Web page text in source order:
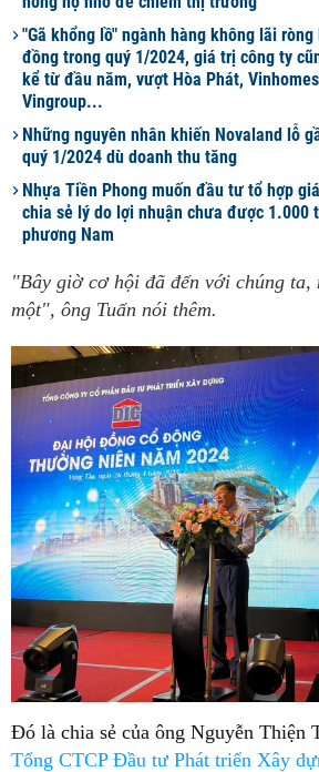
"Gã khổng lồ" ngành hàng không lãi
đồng trong quý 1/2024, giá trị công ty
kể từ đầu năm, vượt Hòa Phát,
Vingroup...
Những nguyên nhân khiến Novaland lỗ
quý 1/2024 dù doanh thu tăng
Nhựa Tiền Phong muốn đầu tư tổ hợp
chia sẻ lý do lợi nhuận chưa được 1.000
phương Nam
"Bây giờ cơ hội đã đến với chúng ta,
một", ông Tuấn nói thêm.
Đó là chia sẻ của ông Nguyễn Thiện
Tổng CTCP Đầu tư Phát triển Xây